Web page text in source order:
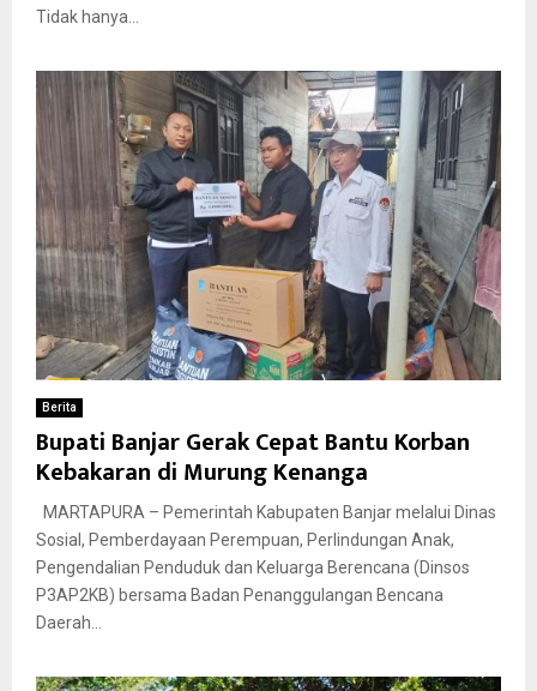
Tidak hanya...
Berita
Bupati Banjar Gerak Cepat Bantu Korban
Kebakaran di Murung Kenanga
MARTAPURA – Pemerintah Kabupaten Banjar melalui Dinas
Sosial, Pemberdayaan Perempuan, Perlindungan Anak,
Pengendalian Penduduk dan Keluarga Berencana (Dinsos
P3AP2KB) bersama Badan Penanggulangan Bencana
Daerah...